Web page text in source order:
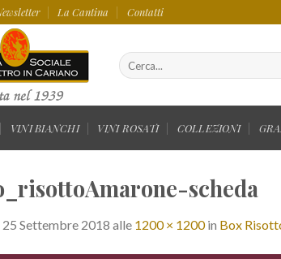
La Cantina Contatti
Cerca:
VINI BIANCHI VINI ROSATI COLLEZIONI
scheda
25 Settembre 2018 alle 1200 × 1200in Box